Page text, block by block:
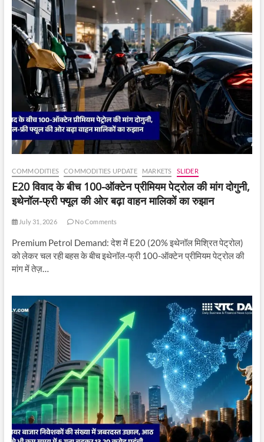
COMMODITIES COMMODITIES UPDATE MARKETS SLIDER
E20 विवाद के बीच 100-ऑक्टेन प्रीमियम पेट्रोल की मांग दोगुनी,
इथेनॉल-फ्री फ्यूल की ओर बढ़ा वाहन मालिकों का रुझान
July 31, 2026 No Comments
Premium Petrol Demand: देश में E20 (20% इथेनॉल मिश्रित पेट्रोल)
को लेकर चल रही बहस के बीच इथेनॉल-फ्री 100-ऑक्टेन प्रीमियम पेट्रोल की
मांग में तेज़…